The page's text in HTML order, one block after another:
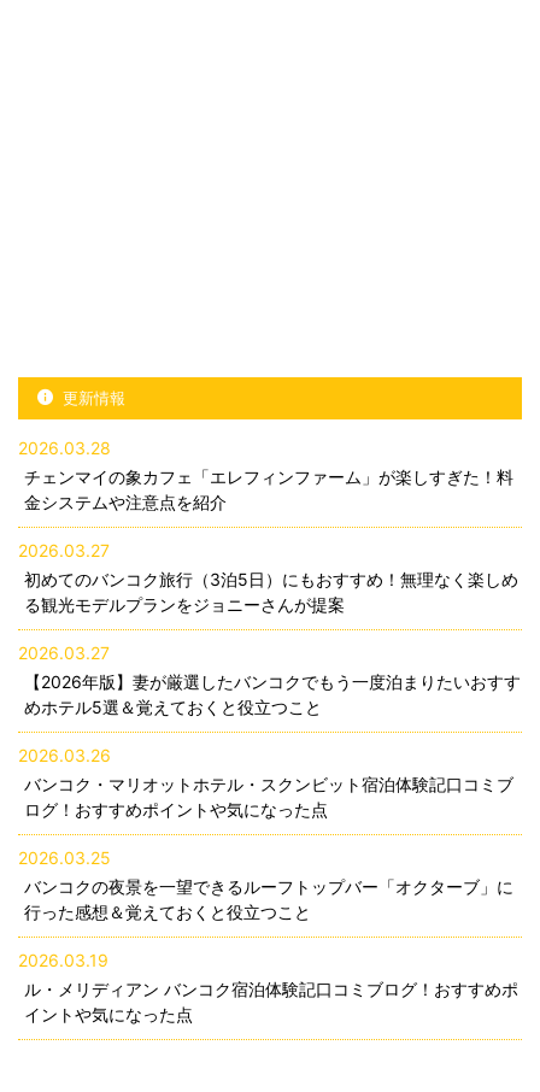
更新情報
2026.03.28
チェンマイの象カフェ「エレフィンファーム」が楽しすぎた！料
金システムや注意点を紹介
2026.03.27
初めてのバンコク旅行（3泊5日）にもおすすめ！無理なく楽しめ
る観光モデルプランをジョニーさんが提案
2026.03.27
【2026年版】妻が厳選したバンコクでもう一度泊まりたいおすす
めホテル5選＆覚えておくと役立つこと
2026.03.26
バンコク・マリオットホテル・スクンビット宿泊体験記口コミブ
ログ！おすすめポイントや気になった点
2026.03.25
バンコクの夜景を一望できるルーフトップバー「オクターブ」に
行った感想＆覚えておくと役立つこと
2026.03.19
ル・メリディアン バンコク宿泊体験記口コミブログ！おすすめポ
イントや気になった点